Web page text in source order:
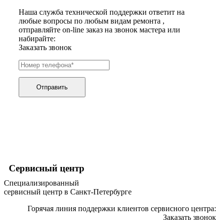
ибп
игровых приставок
игрушек
игрушек на радиоуправлении
imac
имитаторов верховой езды
инерционных массажеров
инфузионных насосов
ингаляторов
инкубаторов
интерактивных комплексов
интерфейсных модулей
инверторов
ионизаторов
ipad
Наша служба технической поддержки ответит на
любые вопросы по любым видам ремонта ,
отправляйте on-line заказ на звонок мастера или
набирайте:
Заказать звонок
Отправить
Сервисный центр
Специализированный
сервисный центр в Санкт-Петербурге
Горячая линия поддержки клиентов сервисного центра:
Заказать звонок